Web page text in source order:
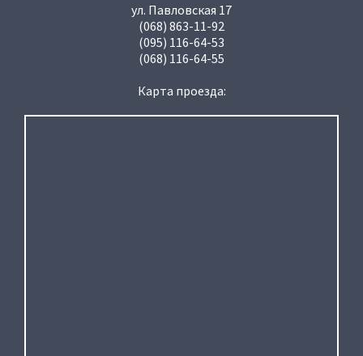
ул. Павловская 17
(068) 863-11-92
(095) 116-64-53
(068) 116-64-55
Карта проезда: